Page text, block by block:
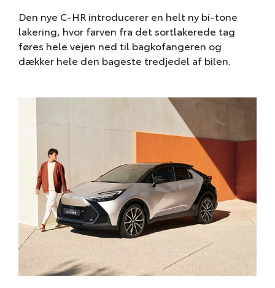
Den nye C-HR introducerer en helt ny bi-tone
lakering, hvor farven fra det sortlakerede tag
føres hele vejen ned til bagkofangeren og
dækker hele den bageste tredjedel af bilen.